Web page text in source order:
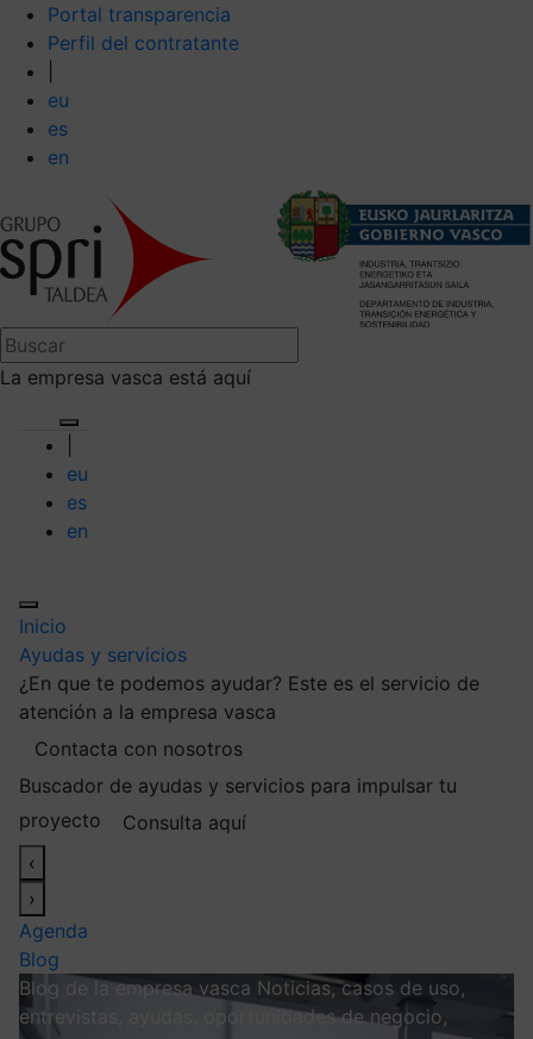
Portal transparencia
Perfil del contratante
eu
es
en
La empresa vasca está aquí
eu
es
en
Inicio
Ayudas y servicios
¿En que te podemos ayudar? Este es el servicio de
atención a la empresa vasca
Contacta con nosotros
Buscador de ayudas y servicios para impulsar tu
proyecto
Consulta aquí
‹
›
Agenda
Blog
Blog de la empresa vasca Noticias, casos de uso,
entrevistas, ayudas, oportunidades de negocio,